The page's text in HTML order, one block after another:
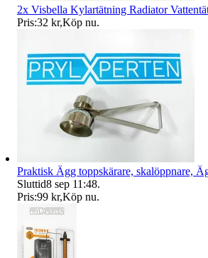
2x Visbella Kylartätning Radiator
Pris:32 kr,Köp nu.
Praktisk Ägg toppskärare, skalöppnare,
Sluttid8 sep 11:48.
Pris:99 kr,Köp nu.